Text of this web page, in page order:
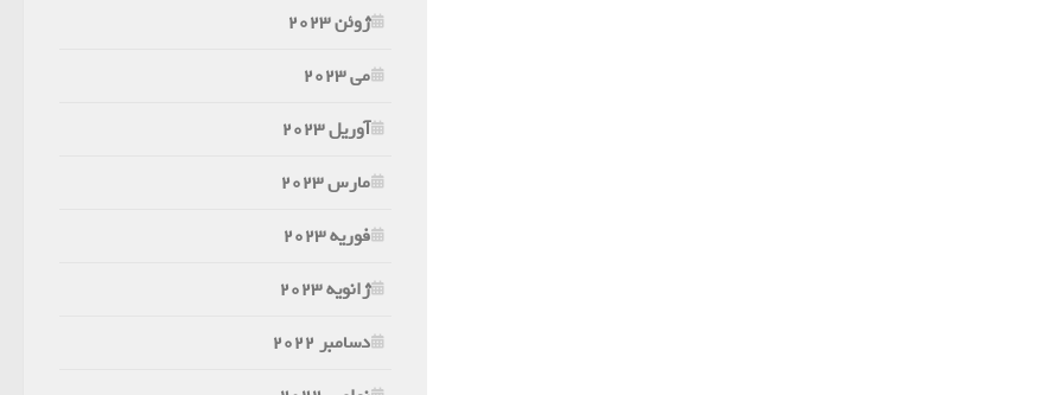
ژوئن 2023
می 2023
آوریل 2023
مارس 2023
فوریه 2023
ژانویه 2023
دسامبر 2022